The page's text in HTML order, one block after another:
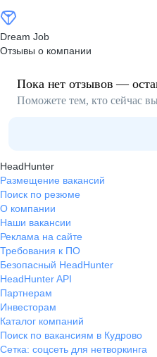
Dream Job
Отзывы о компании
Пока нет отзывов —
Поможете тем, кто сейчас
HeadHunter
Размещение вакансий
Поиск по резюме
О компании
Наши вакансии
Реклама на сайте
Требования к ПО
Безопасный HeadHunter
HeadHunter API
Партнерам
Инвесторам
Каталог компаний
Поиск по вакансиям в Кудрово
Сетка: соцсеть для нетворкинга